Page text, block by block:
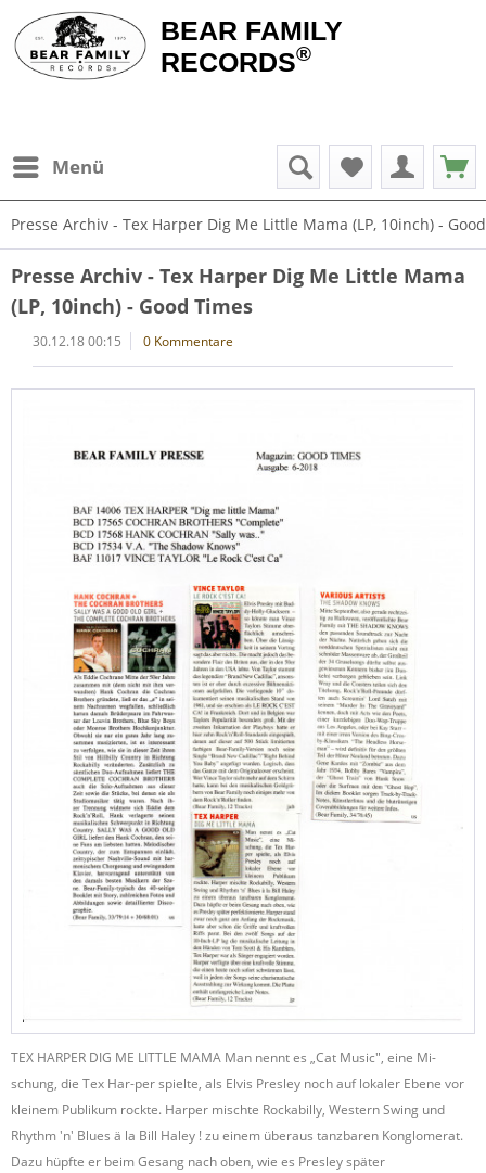
BEAR FAMILY
RECORDS®
Menü
Presse Archiv - Tex Harper Dig Me Little Mama (LP, 10inch) -
Presse Archiv - Tex Harper Dig Me Little Mama
(LP, 10inch) - Good Times
30.12.18 00:15 0 Kommentare
TEX HARPER DIG ME LITTLE MAMA Man nennt es „Cat Music", eine Mi-
schung, die Tex Har-per spielte, als Elvis Presley noch auf lokaler Ebene vor
kleinem Publikum rockte. Harper mischte Rockabilly, Western Swing und
Rhythm 'n' Blues ä la Bill Haley ! zu einem überaus tanzbaren Konglomerat.
Dazu hüpfte er beim Gesang nach oben, wie es Presley später